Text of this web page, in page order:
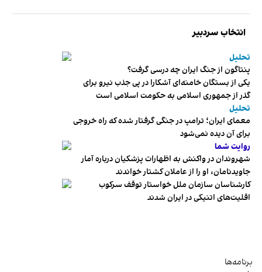
انتخاب سردبیر
تحلیل
پنتاگون از جنگ ایران چه درسی گرفت؟
یکی از بستگان خامنه‌ای آشکارا در پی جذب نیرو برای
گذر از جمهوری اسلامی به حکومت اسلامی است
تحلیل
معمای ایران؛ ترامپ در جنگی گرفتار شده که راه خروجی
برای آن دیده نمی‌شود
روایت شما
شهروندان در واکنش به اظهارات پزشکیان درباره آمار
جاویدنامان، او را از عاملان کشتار خواندند
کارشناسان سازمان ملل خواستار توقف سرکوب
اقلیت‌های اتنیکی در ایران شدند
برنامه‌ها